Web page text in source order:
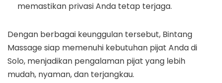
memastikan privasi Anda tetap terjaga.
Dengan berbagai keunggulan tersebut, Bintang
Massage siap memenuhi kebutuhan pijat Anda di
Solo, menjadikan pengalaman pijat yang lebih
mudah, nyaman, dan terjangkau.